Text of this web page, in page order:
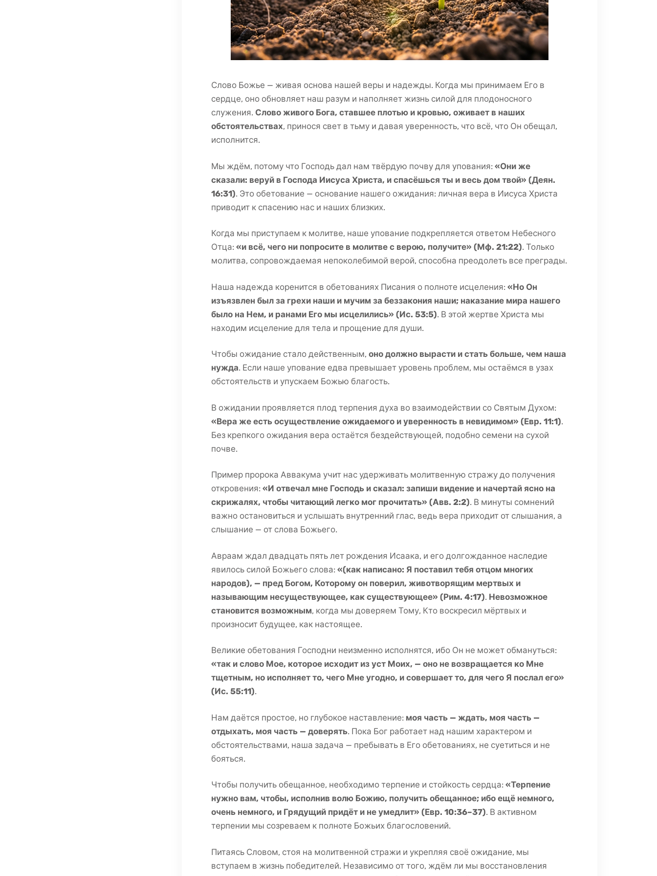
Слово Божье — живая основа нашей веры и надежды. Когда мы принимаем Его в
сердце, оно обновляет наш разум и наполняет жизнь силой для плодоносного
служения. Слово живого Бога, ставшее плотью и кровью, оживает в наших
обстоятельствах, принося свет в тьму и давая уверенность, что всё, что Он обещал,
исполнится.
Мы ждём, потому что Господь дал нам твёрдую почву для упования: «Они же
сказали: веруй в Господа Иисуса Христа, и спасёшься ты и весь дом твой» (Деян.
16:31). Это обетование — основание нашего ожидания: личная вера в Иисуса Христа
приводит к спасению нас и наших близких.
Когда мы приступаем к молитве, наше упование подкрепляется ответом Небесного
Отца: «и всё, чего ни попросите в молитве с верою, получите» (Мф. 21:22). Только
молитва, сопровождаемая непоколебимой верой, способна преодолеть все преграды.
Наша надежда коренится в обетованиях Писания о полноте исцеления: «Но Он
изъязвлен был за грехи наши и мучим за беззакония наши; наказание мира нашего
было на Нем, и ранами Его мы исцелились» (Ис. 53:5). В этой жертве Христа мы
находим исцеление для тела и прощение для души.
Чтобы ожидание стало действенным, оно должно вырасти и стать больше, чем наша
нужда. Если наше упование едва превышает уровень проблем, мы остаёмся в узах
обстоятельств и упускаем Божью благость.
В ожидании проявляется плод терпения духа во взаимодействии со Святым Духом:
«Вера же есть осуществление ожидаемого и уверенность в невидимом» (Евр. 11:1).
Без крепкого ожидания вера остаётся бездействующей, подобно семени на сухой
почве.
Пример пророка Аввакума учит нас удерживать молитвенную стражу до получения
откровения: «И отвечал мне Господь и сказал: запиши видение и начертай ясно на
скрижалях, чтобы читающий легко мог прочитать» (Авв. 2:2). В минуты сомнений
важно остановиться и услышать внутренний глас, ведь вера приходит от слышания, а
слышание — от слова Божьего.
Авраам ждал двадцать пять лет рождения Исаака, и его долгожданное наследие
явилось силой Божьего слова: «(как написано: Я поставил тебя отцом многих
народов), — пред Богом, Которому он поверил, животворящим мертвых и
называющим несуществующее, как существующее» (Рим. 4:17). Невозможное
становится возможным, когда мы доверяем Тому, Кто воскресил мёртвых и
произносит будущее, как настоящее.
Великие обетования Господни неизменно исполнятся, ибо Он не может обмануться:
«так и слово Мое, которое исходит из уст Моих, — оно не возвращается ко Мне
тщетным, но исполняет то, чего Мне угодно, и совершает то, для чего Я послал его»
(Ис. 55:11).
Нам даётся простое, но глубокое наставление: моя часть — ждать, моя часть —
отдыхать, моя часть — доверять. Пока Бог работает над нашим характером и
обстоятельствами, наша задача — пребывать в Его обетованиях, не суетиться и не
бояться.
Чтобы получить обещанное, необходимо терпение и стойкость сердца: «Терпение
нужно вам, чтобы, исполнив волю Божию, получить обещанное; ибо ещё немного,
очень немного, и Грядущий придёт и не умедлит» (Евр. 10:36–37). В активном
терпении мы созреваем к полноте Божьих благословений.
Питаясь Словом, стоя на молитвенной стражи и укрепляя своё ожидание, мы
вступаем в жизнь победителей. Независимо от того, ждём ли мы восстановления